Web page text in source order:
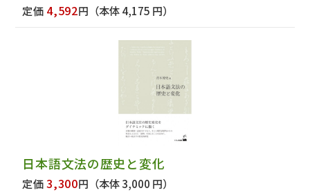
定価 4,592円 （本体 4,175 円）
日本語文法の歴史と変化
定価3,300円 （本体 3,000 円）